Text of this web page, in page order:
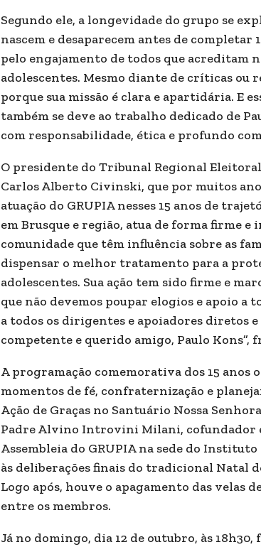
Segundo ele, a longevidade do grupo se
nascem e desaparecem antes de completar
pelo engajamento de todos que acreditam
adolescentes. Mesmo diante de críticas
porque sua missão é clara e apartidária. E
também se deve ao trabalho dedicado de
com responsabilidade, ética e profundo
O presidente do Tribunal Regional
Carlos Alberto Civinski, que por muitos
atuação do GRUPIA nesses 15 anos de
em Brusque e região, atua de forma firme
comunidade que têm influência sobre as
dispensar o melhor tratamento para a
adolescentes. Sua ação tem sido firme e
que não devemos poupar elogios e apoio a
a todos os dirigentes e apoiadores diretos
competente e querido amigo, Paulo Kons”,
A programação comemorativa dos 15
momentos de fé, confraternização e
Ação de Graças no Santuário Nossa
Padre Alvino Introvini Milani, cofundador e
Assembleia do GRUPIA na sede do
às deliberações finais do tradicional Natal de
Logo após, houve o apagamento das velas
entre os membros.
Já no domingo, dia 12 de outubro, às